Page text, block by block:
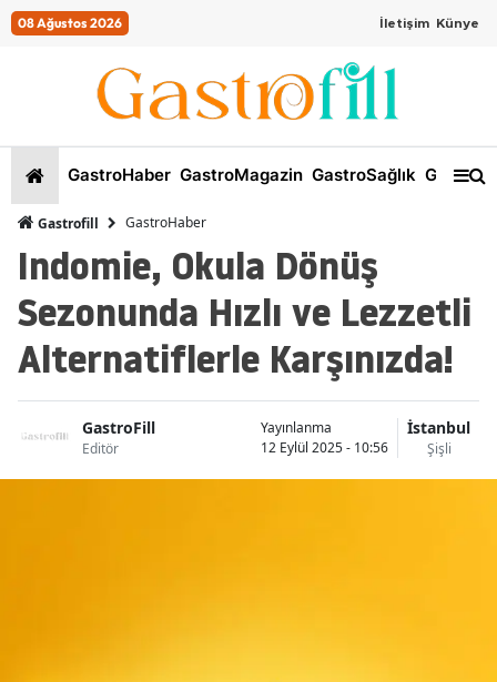
08 Ağustos 2026 İletişim Künye
GastroHaber GastroMagazin GastroSağlık
Gastrofill GastroHaber
Indomie, Okula Dönüş
Sezonunda Hızlı ve Lezzetli
Alternatiflerle Karşınızda!
GastroFill
Editör
Yayınlanma
12 Eylül 2025 - 10:56
İstanbul
Şişli